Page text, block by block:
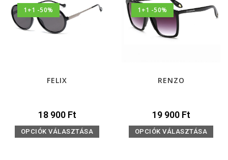
1+1 -50%
FELIX
18 900 Ft
OPCIÓK VÁLASZTÁSA
1+1 -50%
RENZO
19 900 Ft
OPCIÓK VÁLASZTÁSA